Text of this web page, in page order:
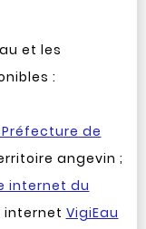
et les
:
de
angevin ;
internet du
internet VigiEau